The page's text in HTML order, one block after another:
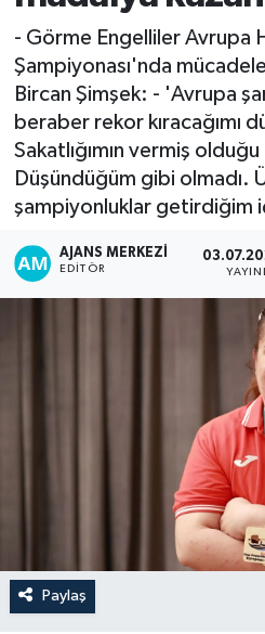
- Görme Engelliler Avrupa
Şampiyonası'nda
Bircan Şimşek: - 'Avrupa
beraber rekor kıracağımı
Sakatlığımın vermiş
Düşündüğüm gibi olmadı.
şampiyonluklar getirdiğim
AJANS MERKEZI
EDITÖR
Paylaş